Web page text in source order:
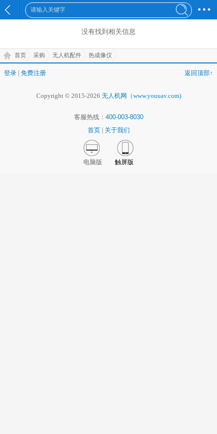
没有找到 相关信息
首页 采购 无人机配件 热成像仪
登录 免费注册 返回顶部↑
Copyright © 2015-2026 无人机网（www.youuav.com)
客服热线： 400-003-8030
首页
关于我们
电脑版 触屏版